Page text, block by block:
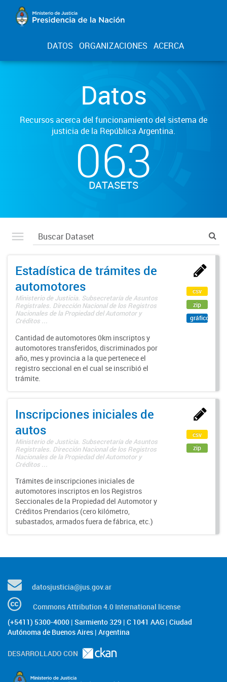
DATOS ORGANIZACIONES ACERCA
Datos
Recursos acerca del funcionamiento del sistema de
justicia de la República Argentina.
063
DATASETS
Estadística de trámites de
automotores
Ministerio de Justicia. Subsecretaría de Asuntos
Registrales. Dirección Nacional de los Registros
Nacionales de la Propiedad del Automotor y
Créditos ...
Cantidad de automotores 0km inscriptos y
automotores transferidos, discriminados por
año, mes y provincia a la que pertenece el
registro seccional en el cual se inscribió el
trámite.
csv
zip
gráfico
Inscripciones iniciales de
autos
Ministerio de Justicia. Subsecretaría de Asuntos
Registrales. Dirección Nacional de los Registros
Nacionales de la Propiedad del Automotor y
Créditos ...
Trámites de inscripciones iniciales de
automotores inscriptos en los Registros
Seccionales de la Propiedad del Automotor y
Créditos Prendarios (cero kilómetro,
subastados, armados fuera de fábrica, etc.)
csv
zip
datosjusticia@jus.gov.ar
Commons Attribution 4.0 International license
(+5411) 5300-4000 | Sarmiento 329 | C 1041 AAG | Ciudad
Autónoma de Buenos Aires | Argentina
DESARROLLADO CON